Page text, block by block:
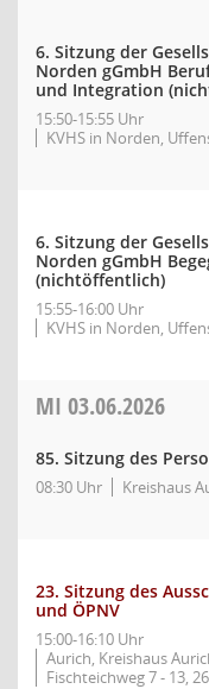
6. Sitzung der
Norden gGmbH
und Integration
15:50-15:55 Uhr
KVHS in Norden,
6. Sitzung der
Norden gGmbH
(nichtöffentlich)
15:55-16:00 Uhr
KVHS in Norden,
MI 03.06.2026
85. Sitzung des
08:30 Uhr Kreishaus
23. Sitzung des
und ÖPNV
15:00-16:10 Uhr
Aurich, Kreishaus
Fischteichweg 7 - 13,